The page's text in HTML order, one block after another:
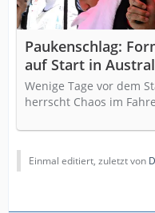
Paukenschlag:
auf Start in
Wenige Tage vor dem
herrscht Chaos im
Einmal editiert, zuletzt von